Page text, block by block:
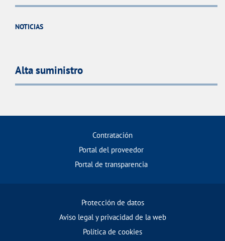
NOTICIAS
Alta suministro
Contratación
Portal del proveedor
Portal de transparencia
Protección de datos
Aviso legal y privacidad de la web
Política de cookies